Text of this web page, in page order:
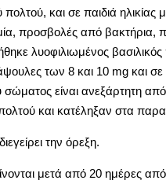
πολτού, και σε παιδιά
προσβολές από
λυοφιλιωμένος
των 8 και 10 mg και σε
είναι ανεξάρτητη
πολτού και κατέληξαν στα
την όρεξη.
μετά από 20 ημέρες